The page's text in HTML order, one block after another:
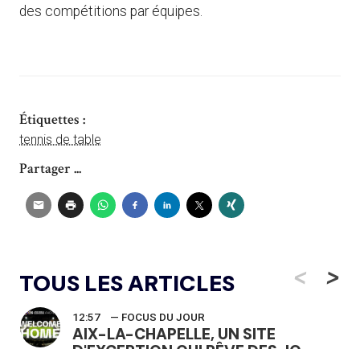
des compétitions par équipes.
Étiquettes :
tennis de table
Partager ...
TOUS LES ARTICLES <
12:57 — FOCUS DU JOUR
AIX-LA-CHAPELLE, UN SITE
>